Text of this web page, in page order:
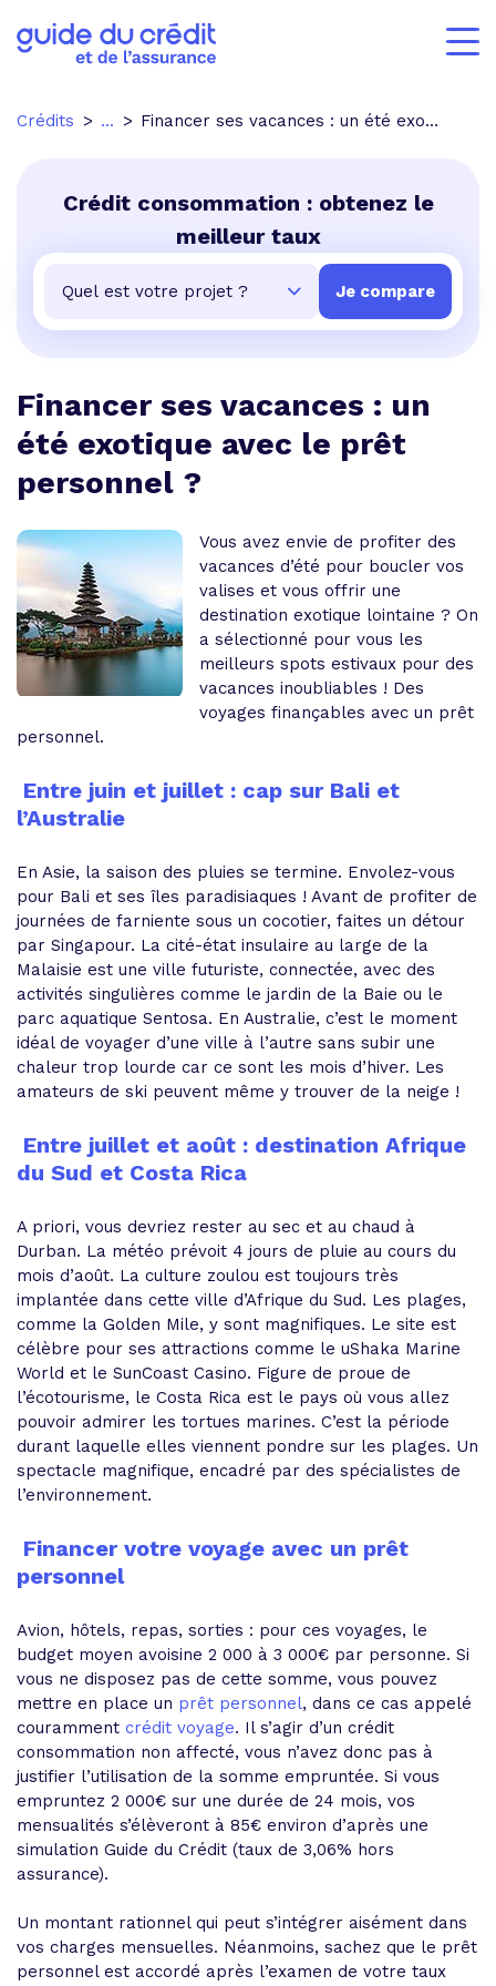
Crédits ... Financer ses vacances : un été exotique avec le prêt personnel ?
Crédit consommation : obtenez le
meilleur taux
Financer ses vacances : un
été exotique avec le prêt
personnel ?
Vous avez envie de profiter des
vacances d’été pour boucler vos
valises et vous offrir une
destination exotique lointaine ? On
a sélectionné pour vous les
meilleurs spots estivaux pour des
vacances inoubliables ! Des
voyages finançables avec un prêt
personnel.
Entre juin et juillet : cap sur Bali et
l’Australie
En Asie, la saison des pluies se termine. Envolez-vous
pour Bali et ses îles paradisiaques ! Avant de profiter de
journées de farniente sous un cocotier, faites un détour
par Singapour. La cité-état insulaire au large de la
Malaisie est une ville futuriste, connectée, avec des
activités singulières comme le jardin de la Baie ou le
parc aquatique Sentosa. En Australie, c’est le moment
idéal de voyager d’une ville à l’autre sans subir une
chaleur trop lourde car ce sont les mois d’hiver. Les
amateurs de ski peuvent même y trouver de la neige !
Entre juillet et août : destination Afrique
du Sud et Costa Rica
A priori, vous devriez rester au sec et au chaud à
Durban. La météo prévoit 4 jours de pluie au cours du
mois d’août. La culture zoulou est toujours très
implantée dans cette ville d’Afrique du Sud. Les plages,
comme la Golden Mile, y sont magnifiques. Le site est
célèbre pour ses attractions comme le uShaka Marine
World et le SunCoast Casino. Figure de proue de
l’écotourisme, le Costa Rica est le pays où vous allez
pouvoir admirer les tortues marines. C’est la période
durant laquelle elles viennent pondre sur les plages. Un
spectacle magnifique, encadré par des spécialistes de
l’environnement.
Financer votre voyage avec un prêt
personnel
Avion, hôtels, repas, sorties : pour ces voyages, le
budget moyen avoisine 2 000 à 3 000€ par personne. Si
vous ne disposez pas de cette somme, vous pouvez
mettre en place un prêt personnel, dans ce cas appelé
couramment crédit voyage. Il s’agir d’un crédit
consommation non affecté, vous n’avez donc pas à
justifier l’utilisation de la somme empruntée. Si vous
empruntez 2 000€ sur une durée de 24 mois, vos
mensualités s’élèveront à 85€ environ d’après une
simulation Guide du Crédit (taux de 3,06% hors
assurance).
Un montant rationnel qui peut s’intégrer aisément dans
vos charges mensuelles. Néanmoins, sachez que le prêt
personnel est accordé après l’examen de votre taux